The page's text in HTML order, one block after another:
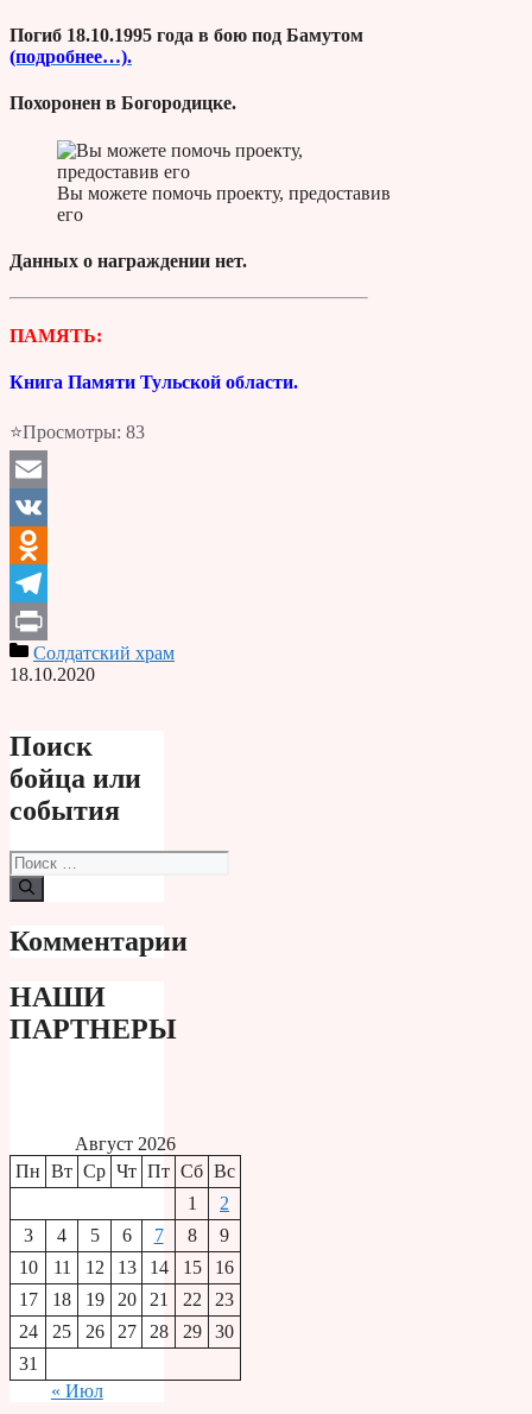
Погиб 18.10.1995 года в бою под Бамутом
(подробнее…).
Похоронен в Богородицке.
Вы можете помочь проекту, предоставив
его
Данных о награждении нет.
ПАМЯТЬ:
Книга Памяти Тульской области.
⭐Просмотры: 83
Email
VK
Odnoklassniki
Telegram
PrintСолдатский храм
18.10.2020
Поиск
бойца или
события
Поиск:
Комментарии
НАШИ
ПАРТНЕРЫ
Август 2026
Пн Вт Ср Чт Пт Сб Вс
1
2
3
4 5 6 7 8
9
10
11 12 13 14 15
16
17
18 19 20 21 22
23
24
25 26 27 28 29
30
31
« Июл